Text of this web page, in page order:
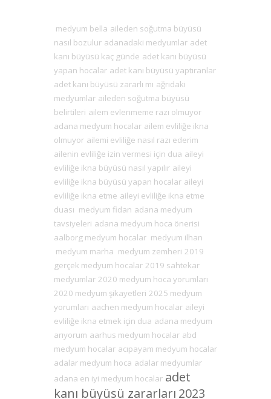
medyum bella aileden soğutma büyüsü
nasıl bozulur adanadaki medyumlar adet
kanı büyüsü kaç günde adet kanı büyüsü
yapan hocalar adet kanı büyüsü yaptıranlar
adet kanı büyüsü zararlı mı ağrıdaki
medyumlar aileden soğutma büyüsü
belirtileri ailem evlenmeme razı olmuyor
adana medyum hocalar ailem evliliğe ikna
olmuyor ailemi evliliğe nasıl razı ederim
ailenin evliliğe izin vermesi için dua aileyi
evliliğe ikna büyüsü nasıl yapılır aileyi
evliliğe ikna büyüsü yapan hocalar aileyi
evliliğe ikna etme aileyi evliliğe ikna etme
duası medyum fidan adana medyum
tavsiyeleri adana medyum hoca önerisi
aalborg medyum hocalar medyum ilhan
medyum marha medyum zemheri 2019
gerçek medyum hocalar 2019 sahtekar
medyumlar 2020 medyum hoca yorumları
2020 medyum şikayetleri 2025 medyum
yorumları aachen medyum hocalar aileyi
evliliğe ikna etmek için dua adana medyum
arıyorum aarhus medyum hocalar abd
medyum hocalar acıpayam medyum hocalar
adalar medyum hoca adalar medyumlar
adana en iyi medyum hocalar adet
kanı büyüsü zararları 2023